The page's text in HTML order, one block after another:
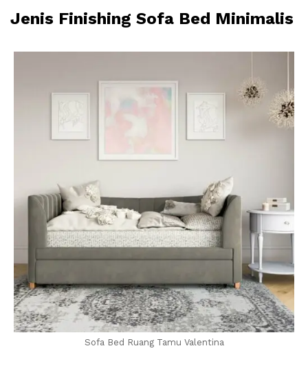
Jenis Finishing Sofa Bed Minimalis
Sofa Bed Ruang Tamu Valentina